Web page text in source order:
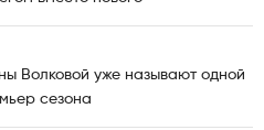
Волковой уже называют одной
сезона